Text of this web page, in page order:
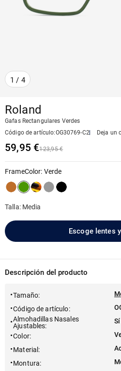
1 / 4
Roland
Gafas Rectangulares Verdes
Código de artículo:OG30769-C2 Deja un
59,95 €123,95 €
FrameColor: Verde
Talla: Media
Escoge lentes
Descripción del producto
Tamaño:
Código de artículo:
Almohadillas Nasales
Ajustables:
Sí
Color:
Material :
Montura: